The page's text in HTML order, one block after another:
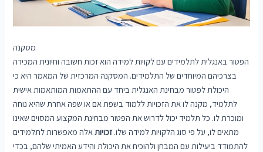
מסקנה
הפטור באנגלית לתלמידים עם לקויות למידה הוא זכות חשובה וחיונית המכירה
בצרכיהם המיוחדים של התלמידים. המסקנה המרכזית של המאמר היא כי
היכולת לפטור מבחינת האנגלית ביחד עם ההתאמות המותאמות אישית
לתלמיד, מקנה לו את הזכויות ללמוד בשפת אם או שפה אחרת שהיא נוחה
ומוכרת לו. כל תלמיד יכול לדרוש את הפטור מבחינת המקצוע המסוים שאינו
מתאים לו, על פי סוג הלקויות למידה שלו. זכויותאלה מאפשרות לתלמידים
להתמודד ביעילות עם המבחן ולהוכיח את היכולת והידע האמיתי שלהם, בכדי